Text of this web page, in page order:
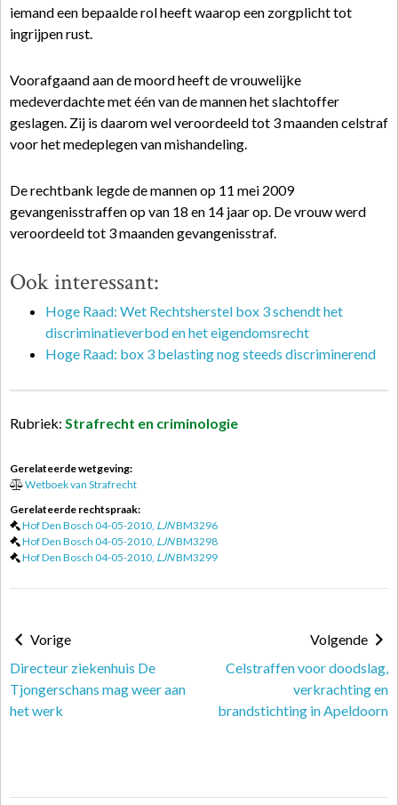
iemand een bepaalde rol heeft waarop een zorgplicht tot
ingrijpen rust.
Voorafgaand aan de moord heeft de vrouwelijke
medeverdachte met één van de mannen het slachtoffer
geslagen. Zij is daarom wel veroordeeld tot 3 maanden celstraf
voor het medeplegen van mishandeling.
De rechtbank legde de mannen op 11 mei 2009
gevangenisstraffen op van 18 en 14 jaar op. De vrouw werd
veroordeeld tot 3 maanden gevangenisstraf.
Ook interessant:
Hoge Raad: Wet Rechtsherstel box 3 schendt het
discriminatieverbod en het eigendomsrecht
Hoge Raad: box 3 belasting nog steeds discriminerend
Rubriek: Strafrecht en criminologie
Gerelateerde wetgeving:
Wetboek van Strafrecht
Gerelateerde rechtspraak:
Hof Den Bosch 04-05-2010, LJNBM3296
Hof Den Bosch 04-05-2010, LJNBM3298
Hof Den Bosch 04-05-2010, LJNBM3299
Vorige
Directeur ziekenhuis De
Tjongerschans mag weer aan
het werk
Volgende
Celstraffen voor doodslag,
verkrachting en
brandstichting in Apeldoorn